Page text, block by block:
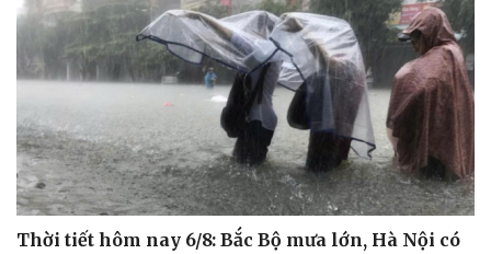
Cải chính
Thời tiết hôm nay 6/8: Bắc Bộ mưa lớn, Hà Nội có